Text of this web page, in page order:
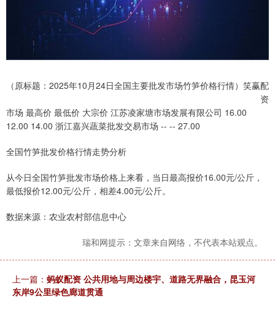
（原标题：2025年10月24日全国主要批发市场竹笋价格行情）笑赢配
资
市场 最高价 最低价 大宗价 江苏凌家塘市场发展有限公司 16.00
12.00 14.00 浙江嘉兴蔬菜批发交易市场 -- -- 27.00
全国竹笋批发价格行情走势分析
从今日全国竹笋批发市场价格上来看，当日最高报价16.00元/公斤，
最低报价12.00元/公斤，相差4.00元/公斤。
数据来源：农业农村部信息中心
瑞和网提示：文章来自网络，不代表本站观点。
上一篇： 蚂蚁配资 公共用地与周边楼宇、道路无界融合，昆玉河
东岸9公里绿色廊道贯通